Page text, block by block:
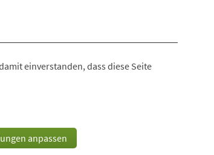
einverstanden, dass diese Seite
anpassen